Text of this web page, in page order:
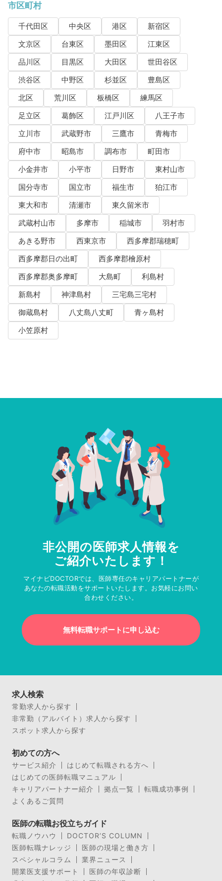
市区町村
千代田区 中央区 港区
新宿区
文京区
台東区 墨田区
江東区
品川区
目黒区 大田区
世田谷区
渋谷区
中野区 杉並区
豊島区
北区
荒川区 板橋区
練馬区
足立区
葛飾区 江戸川区
八王子市
立川市
武蔵野市 三鷹市
青梅市
府中市
昭島市 調布市
町田市
小金井市
小平市 日野市
東村山市
国分寺市
国立市 福生市
狛江市
東大和市
清瀬市
東久留米市
武蔵村山市
多摩市 稲城市
羽村市
あきる野市
西東京市
西多摩郡瑞穂町
西多摩郡日の出町
西多摩郡檜原村
西多摩郡奥多摩町
大島町
利島村
新島村
神津島村
三宅島三宅村
御蔵島村
八丈島八丈町
青ヶ島村
小笠原村
非公開の医師求人情報を
ご紹介いたします！
マイナビDOCTORでは、医師専任のキャリアパートナーが
あなたの転職活動をサポートいたします。お気軽にお問い
合わせください。
無料転職サポートに申し込む
求人検索
常勤求人から探す
非常勤（アルバイト）求人から探す
スポット求人から探す
初めての方へ
サービス紹介
はじめて転職される方へ
はじめての医師転職マニュアル
キャリアパートナー紹介
拠点一覧
転職成功事例
よくあるご質問
医師の転職お役立ちガイド
転職ノウハウ
DOCTOR’S COLUMN
医師転職ナレッジ
医師の現場と働き方
スペシャルコラム
業界ニュース
開業医支援サポート
医師の年収診断